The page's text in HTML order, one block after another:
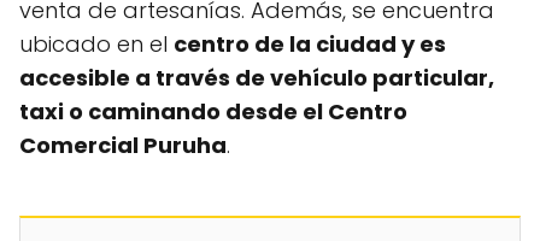
venta de artesanías. Además, se encuentra
ubicado en el centro de la ciudad y es
accesible a través de vehículo particular,
taxi o caminando desde el Centro
Comercial Puruha.